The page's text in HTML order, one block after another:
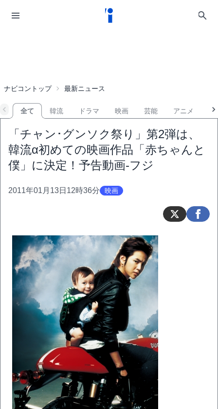
ナビコントップ 最新ニュース
全て 韓流 ドラマ 映画 芸能 アニメ
「チャン･グンソク祭り」第2弾は、
韓流α初めての映画作品「赤ちゃんと
僕」に決定！予告動画-フジ
2011年01月13日12時36分 映画